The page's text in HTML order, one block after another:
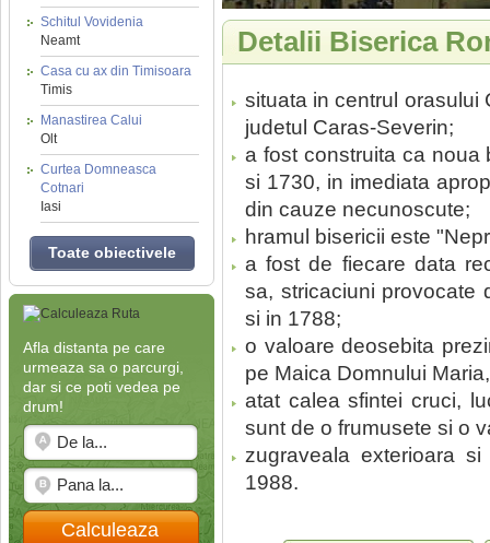
Schitul Vovidenia
Neamt
Casa cu ax din Timisoara
Timis
Manastirea Calui
Olt
Curtea Domneasca
Cotnari
Iasi
Toate obiectivele
Afla distanta pe care
urmeaza sa o parcurgi,
dar si ce poti vedea pe
drum!
Calculeaza
Detalii Biserica
situata in centrul orasului
judetul Caras-Severin;
a fost construita ca noua
si 1730, in imediata
din cauze necunoscute;
hramul bisericii este
a fost de fiecare data
sa, stricaciuni provocate
si in 1788;
o valoare deosebita
pe Maica Domnului
atat calea sfintei cruci,
sunt de o frumusete si o
zugraveala exterioara
1988.